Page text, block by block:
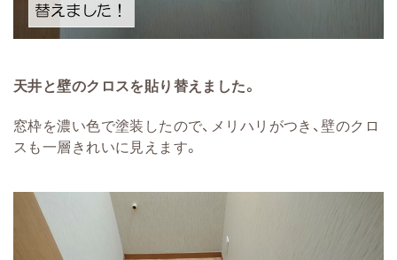
天井と壁のクロスを貼り替えました。
窓枠を濃い色で塗装したので、メリハリがつき、壁のクロ
スも一層きれいに見えます。